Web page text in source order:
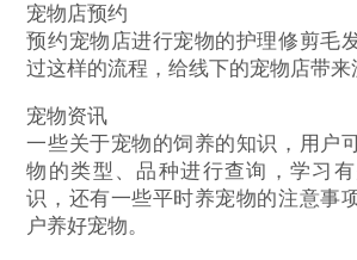
宠物店预约
预约宠物店进行宠物的护理修剪毛
过这样的流程，给线下的宠物店带来
宠物资讯
一些关于宠物的饲养的知识，用户
物的类型、品种进行查询，学习
识，还有一些平时养宠物的注意事
户养好宠物。